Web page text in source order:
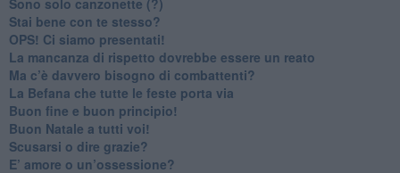
​Stai bene con te stesso?
​OPS! Ci siamo presentati!
​La mancanza di rispetto dovrebbe essere un reato
​Ma c’è davvero bisogno di combattenti?
​La Befana che tutte le feste porta via
Buon fine e buon principio!
​Buon Natale a tutti voi!
​Scusarsi o dire grazie?
​E’ amore o un’ossessione?